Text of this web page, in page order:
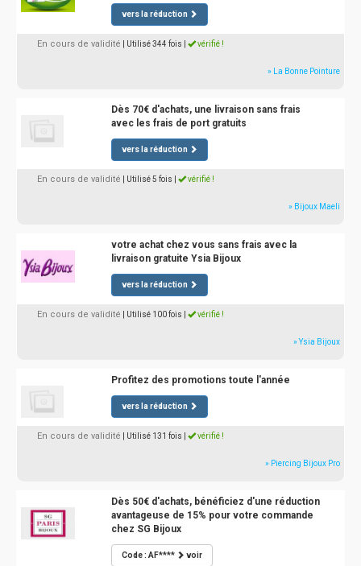
vers la réduction
En cours de validité | Utilisé 344 fois vérifié !
» La Bonne Pointure
Dès 70€ d'achats, une livraison sans frais
avec les frais de port gratuits
vers la réduction
En cours de validité | Utilisé 5 fois vérifié !
» Bijoux Maeli
votre achat chez vous sans frais avec la
livraison gratuite Ysia Bijoux
vers la réduction
En cours de validité | Utilisé 100 fois vérifié !
» Ysia Bijoux
Profitez des promotions toute l'année
vers la réduction
En cours de validité | Utilisé 131 fois vérifié !
» Piercing Bijoux Pro
Dès 50€ d'achats, bénéficiez d'une réduction
avantageuse de 15% pour votre commande
chez SG Bijoux
Code : AF**** voir